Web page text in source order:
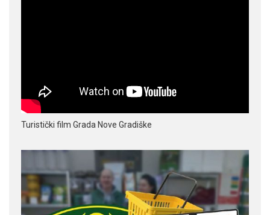
Turistički film Grada Nove Gradiške